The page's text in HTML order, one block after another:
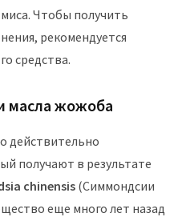
Чтобы получить
рекомендуется
средства.
масла жожоба
действительно
получают в результате
chinensis (Симмондсии
еще много лет назад